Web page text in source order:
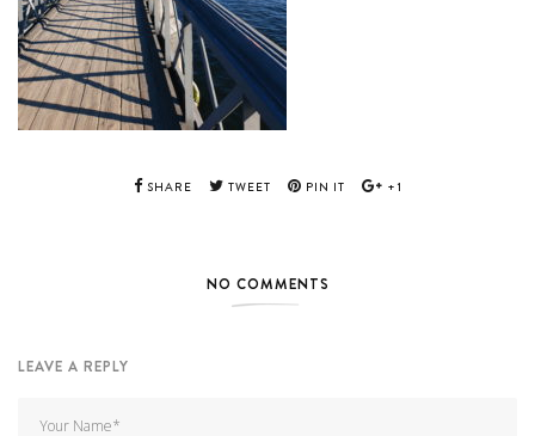
SHARE TWEET PIN IT +1
NO COMMENTS
LEAVE A REPLY